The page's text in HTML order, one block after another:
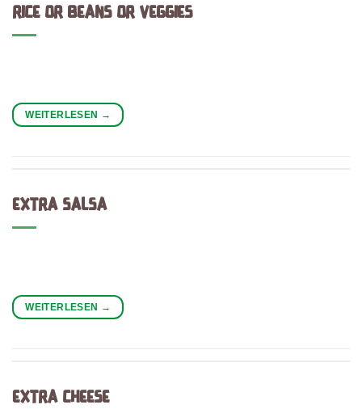
RICE OR BEANS OR VEGGIES
WEITERLESEN →
EXTRA SALSA
WEITERLESEN →
EXTRA CHEESE